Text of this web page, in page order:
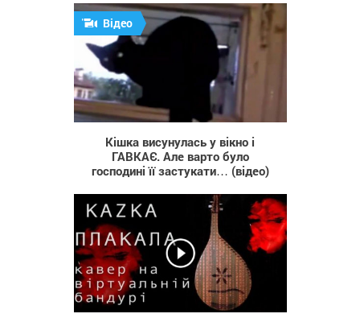
Відео
Кішка висунулась у вікно і
ГАВКАЄ. Але варто було
господині її застукати… (відео)
1 043